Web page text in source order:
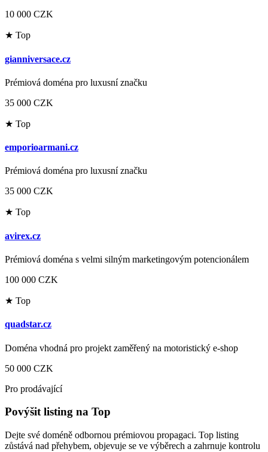
10 000 CZK
★ Top
gianniversace.cz
Prémiová doména pro luxusní značku
35 000 CZK
★ Top
emporioarmani.cz
Prémiová doména pro luxusní značku
35 000 CZK
★ Top
avirex.cz
Prémiová doména s velmi silným marketingovým potencionálem
100 000 CZK
★ Top
quadstar.cz
Doména vhodná pro projekt zaměřený na motoristický e-shop
50 000 CZK
Pro prodávající
Povýšit listing na Top
Dejte své doméně odbornou prémiovou propagaci. Top listing
zůstává nad přehybem, objevuje se ve výběrech a zahrnuje kontrolu